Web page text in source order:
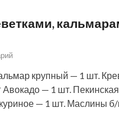
крупный — 1 шт.
Авокадо — 1 шт.
— 1 шт. Маслины б/